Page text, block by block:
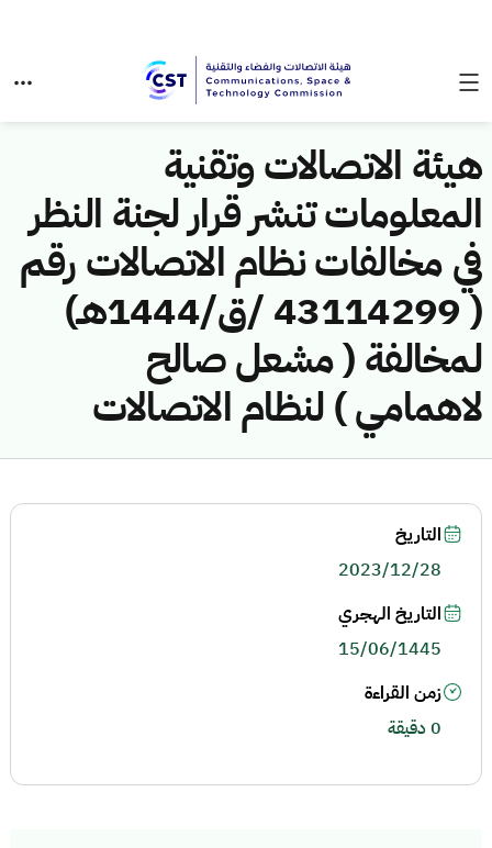
هيئة الاتصالات وتقنية
المعلومات تنشر قرار لجنة النظر
في مخالفات نظام الاتصالات رقم
( 43114299 /ق/1444هـ)
لمخالفة ( مشعل صالح
لاهمامي ) لنظام الاتصالات
التاريخ
2023/12/28
التاريخ الهجري
15/06/1445
زمن القراءة
0 دقيقة